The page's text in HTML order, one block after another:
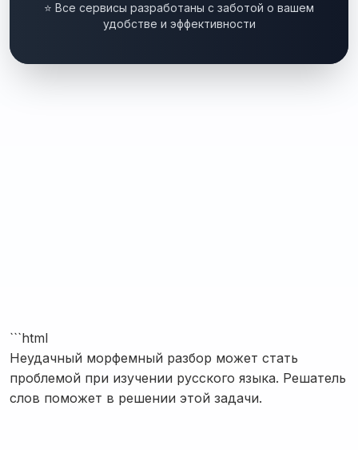
⭐ Все сервисы разработаны с заботой о вашем
удобстве и эффективности
```html
Неудачный морфемный разбор может стать
проблемой при изучении русского языка. Решатель
слов поможет в решении этой задачи.